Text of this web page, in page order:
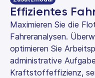
Effizientes
Maximieren Sie die
Fahreranalysen.
optimieren Sie
administrative
Kraftstoffeffizienz,